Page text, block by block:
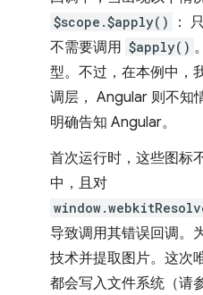
$scope.$apply()
：
不需要调用 $apply()
型。不过，在本例中，
调层， Angular 则不知
明确告知 Angular。
首次运行时，这些图标
中，且对
导致调用其错误回调。
技术并提取图片。这次
都会写入文件系统（请